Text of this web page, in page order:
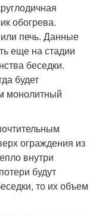
обогрева.
печь. Данные
еще на стадии
беседки.
будет
монолитный
ограждения из
внутри
будут
то их объем